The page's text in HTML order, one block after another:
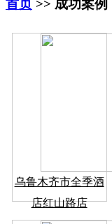
首页 >> 成功案例
乌鲁木齐市全季酒
店红山路店